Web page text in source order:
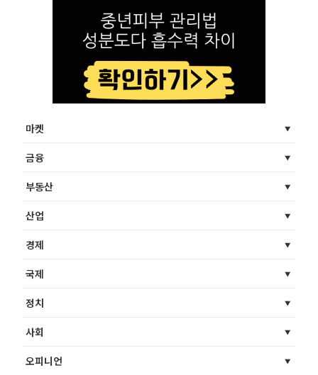
마켓
금융
부동산
산업
경제
국제
정치
사회
오피니언